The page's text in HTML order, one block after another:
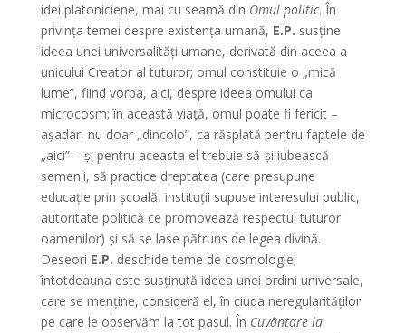
idei platoniciene, mai cu seamă din Omul politic. În
privinţa temei despre existenţa umană, E.P. susţine
ideea unei universalităţi umane, derivată din aceea a
unicului Creator al tuturor; omul constituie o „mică
lume”, fiind vorba, aici, despre ideea omului ca
microcosm; în această viaţă, omul poate fi fericit –
aşadar, nu doar „dincolo”, ca răsplată pentru faptele de
„aici” – şi pentru aceasta el trebuie să-şi iubească
semenii, să practice dreptatea (care presupune
educaţie prin şcoală, instituţii supuse interesului public,
autoritate politică ce promovează respectul tuturor
oamenilor) şi să se lase pătruns de legea divină.
Deseori E.P. deschide teme de cosmologie;
întotdeauna este susţinută ideea unei ordini universale,
care se menţine, consideră el, în ciuda neregularităţilor
pe care le observăm la tot pasul. În Cuvântare la